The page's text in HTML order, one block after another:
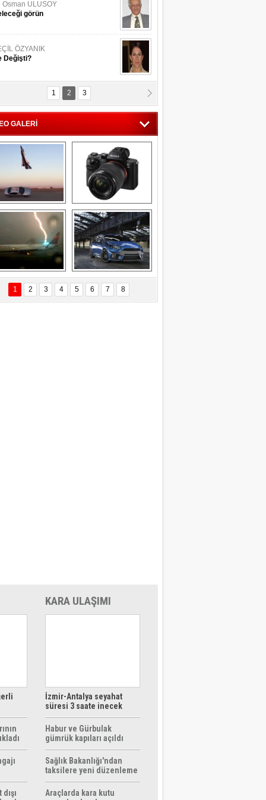
Osman ULUSOY
görün
ÖZYANIK
Değişti?
KÖYATASI
Vatan !
1 2 3
GALERİ
Savaş uçağı
pilotundan
muhteşem gösteri
Sony Alpha 7R II ön
inceleme
Delta uçağına
yıldırım çarptı
Ford Focus RS
(2015)
1 2 3 4 5 6 7 8
KARA ULAŞIMI
İzmir-Antalya seyahat
süresi 3 saate inecek
Habur ve Gürbulak
gümrük kapıları açıldı
Sağlık Bakanlığı'ndan
taksilere yeni düzenleme
Araçlarda kara kutu